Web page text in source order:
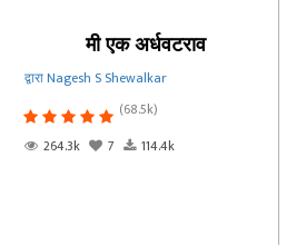
मी एक अर्धवटराव
द्वारा Nagesh S Shewalkar
(68.5k)
264.3k
7 114.4k